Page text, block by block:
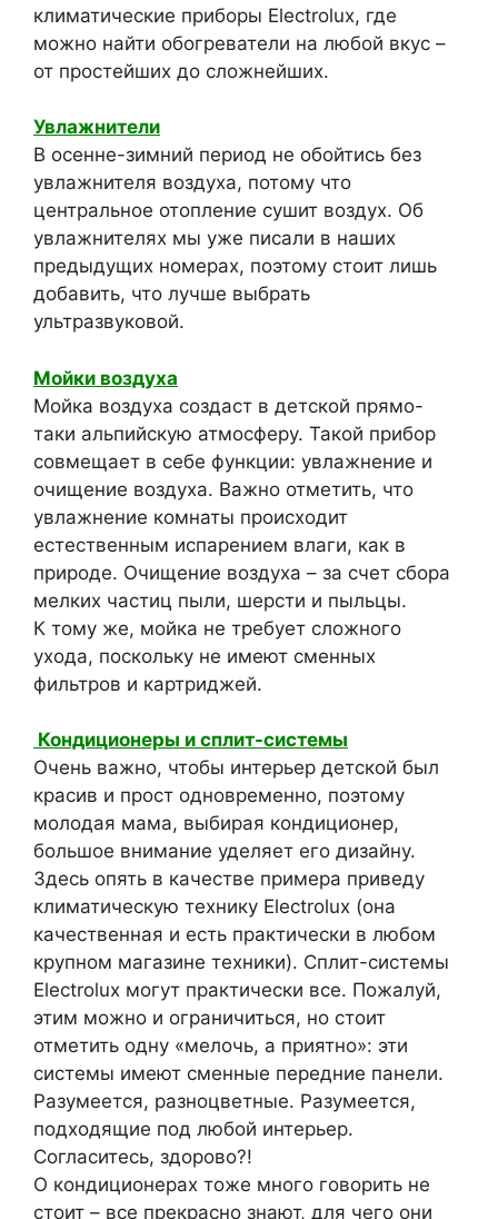
климатические приборы Electrolux, где
можно найти обогреватели на любой вкус –
от простейших до сложнейших.
Увлажнители
В осенне-зимний период не обойтись без
увлажнителя воздуха, потому что
центральное отопление сушит воздух. Об
увлажнителях мы уже писали в наших
предыдущих номерах, поэтому стоит лишь
добавить, что лучше выбрать
ультразвуковой.
Мойки воздуха
Мойка воздуха создаст в детской прямо-
таки альпийскую атмосферу. Такой прибор
совмещает в себе функции: увлажнение и
очищение воздуха. Важно отметить, что
увлажнение комнаты происходит
естественным испарением влаги, как в
природе. Очищение воздуха – за счет сбора
мелких частиц пыли, шерсти и пыльцы.
К тому же, мойка не требует сложного
ухода, поскольку не имеют сменных
фильтров и картриджей.
Кондиционеры и сплит-системы
Очень важно, чтобы интерьер детской был
красив и прост одновременно, поэтому
молодая мама, выбирая кондиционер,
большое внимание уделяет его дизайну.
Здесь опять в качестве примера приведу
климатическую технику Electrolux (она
качественная и есть практически в любом
крупном магазине техники). Сплит-системы
Electrolux могут практически все. Пожалуй,
этим можно и ограничиться, но стоит
отметить одну «мелочь, а приятно»: эти
системы имеют сменные передние панели.
Разумеется, разноцветные. Разумеется,
подходящие под любой интерьер.
Согласитесь, здорово?!
О кондиционерах тоже много говорить не
стоит – все прекрасно знают, для чего они